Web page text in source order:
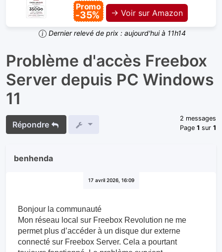
Promo
-35% → Voir sur Amazon
Dernier relevé de prix : aujourd'hui à 11h14
Problème d'accès Freebox
Server depuis PC Windows
11
Répondre
2 messages
Page1 sur1
benhenda
17 avril 2026, 16:09
Bonjour la communauté
Mon réseau local sur Freebox Revolution ne me
permet plus d’accéder à un disque dur externe
connecté sur Freebox Server. Cela a pourtant